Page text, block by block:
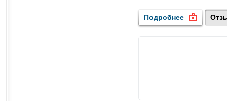
Подробнее